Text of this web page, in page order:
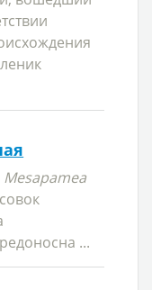
Mesapamea
...